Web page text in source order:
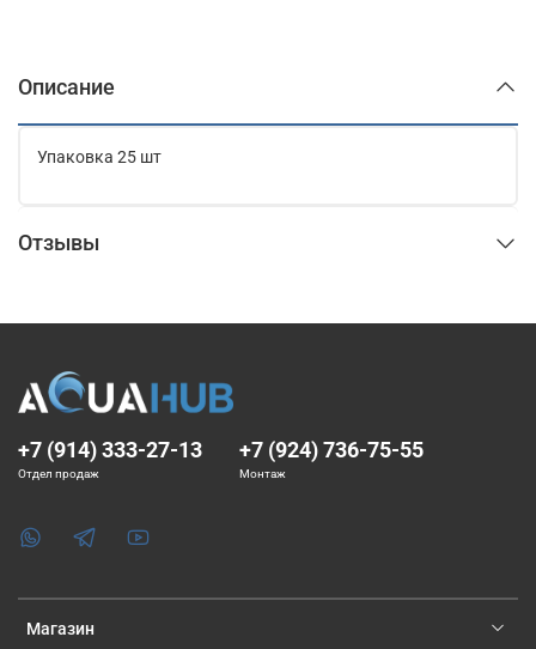
Описание
Упаковка 25 шт
Отзывы
Магазин
+7 (914) 333-27-13
Отдел продаж
+7 (924) 736-75-55
Монтаж